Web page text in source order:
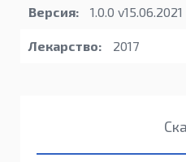
Версия: 1.0.0 v15.06.2021
Лекарство: 2017